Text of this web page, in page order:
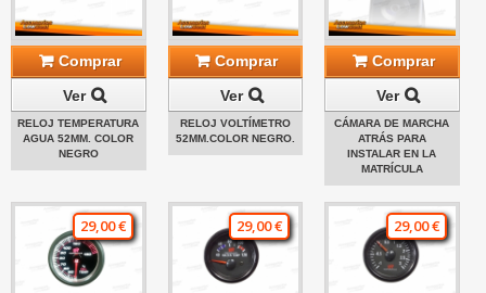
Comprar
Ver
RELOJ TEMPERATURA
AGUA 52MM. COLOR
NEGRO
Comprar
Ver
RELOJ VOLTÍMETRO
52MM.COLOR NEGRO.
Comprar
Ver
CÁMARA DE MARCHA
ATRÁS PARA
INSTALAR EN LA
MATRÍCULA
29,00 € 29,00 € 29,00 €